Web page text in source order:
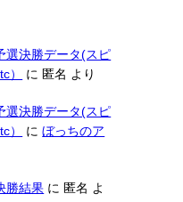
選決勝データ(スピ
）
に 匿名 より
選決勝データ(スピ
）
にぼっちのア
勝結果 に 匿名 よ